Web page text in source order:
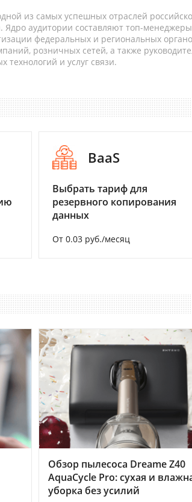
из самых успешных отраслей
аудитории составляют топ-
федеральных и региональных
розничных сетей, а также
и услуг связи.
BaaS
Выбрать тариф для
резервного копирования
данных
От 0.03 руб./месяц
Обзор пылесоса Dreame Z40
AquaCycle Pro: сухая и
уборка без усилий